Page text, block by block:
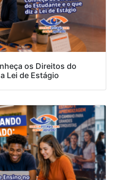
os Direitos do
Lei de Estágio